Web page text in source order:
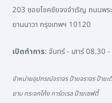
203 ซอยโชคชัยจงจำเริญ ถนนพร
ยานนาวา กรุงเทพฯ 10120
เปิดทำการ: จันทร์ - เสาร์ 08.30
จำหน่ายอุปกรณ์จราจร ป้ายจราจร ป้าย
ยาม กระจกโค้ง การ์ดเรล ป้ายเซฟตี้